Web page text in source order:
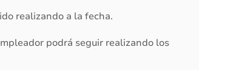
realizando a la fecha.
podrá seguir realizando los